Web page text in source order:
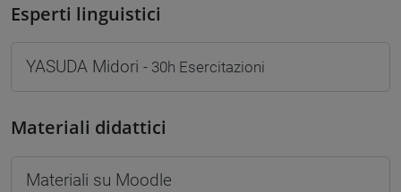
Esperti linguistici
YASUDA Midori - 30h Esercitazioni
Materiali didattici
Materiali su Moodle